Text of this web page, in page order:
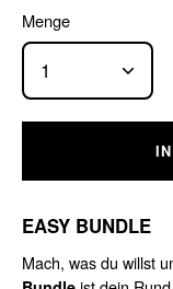
Menge
1
EASY BUNDLE
Mach, was du willst